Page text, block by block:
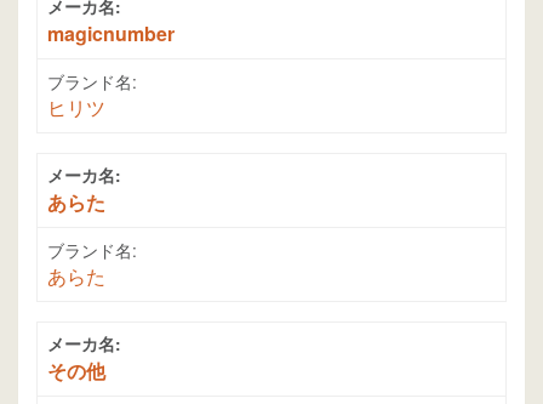
メーカ名:
magicnumber
ブランド名:
ヒリツ
メーカ名:
あらた
ブランド名:
あらた
メーカ名:
その他